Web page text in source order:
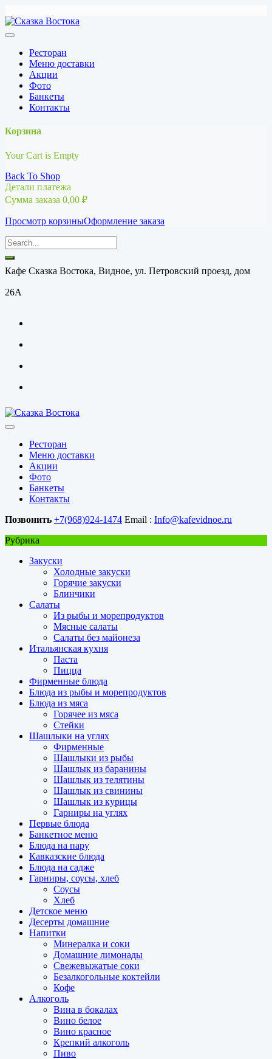
Перейти
к
Ресторан
Меню доставки
Акции
Фото
Банкеты
Контакты
Корзина
Your Cart is Empty
Back To Shop
Детали платежа
Сумма заказа 0,00 ₽
Просмотр корзиныОформление заказа
Кафе Сказка Востока, Видное, ул. Петровский проезд, дом
26А
Ресторан
Меню доставки
Акции
Фото
Банкеты
Контакты
Позвонить +7(968)924-1474 Email : Info@kafevidnoe.ru
Рубрика
Закуски
Холодные закуски
Горячие закуски
Блинчики
Салаты
Из рыбы и морепродуктов
Мясные салаты
Салаты без майонеза
Итальянская кухня
Паста
Пицца
Фирменные блюда
Блюда из рыбы и морепродуктов
Блюда из мяса
Горячее из мяса
Стейки
Шашлыки на углях
Фирменные
Шашлыки из рыбы
Шашлык из баранины
Шашлык из телятины
Шашлык из свинины
Шашлык из курицы
Гарниры на углях
Первые блюда
Банкетное меню
Блюда на пару
Кавказские блюда
Блюда на садже
Гарниры, соусы, хлеб
Соусы
Хлеб
Детское меню
Десерты домашние
Напитки
Минералка и соки
Домашние лимонады
Свежевыжатые соки
Безалкогольные коктейли
Кофе
Алкоголь
Вина в бокалах
Вино белое
Вино красное
Крепкий алкоголь
Пиво